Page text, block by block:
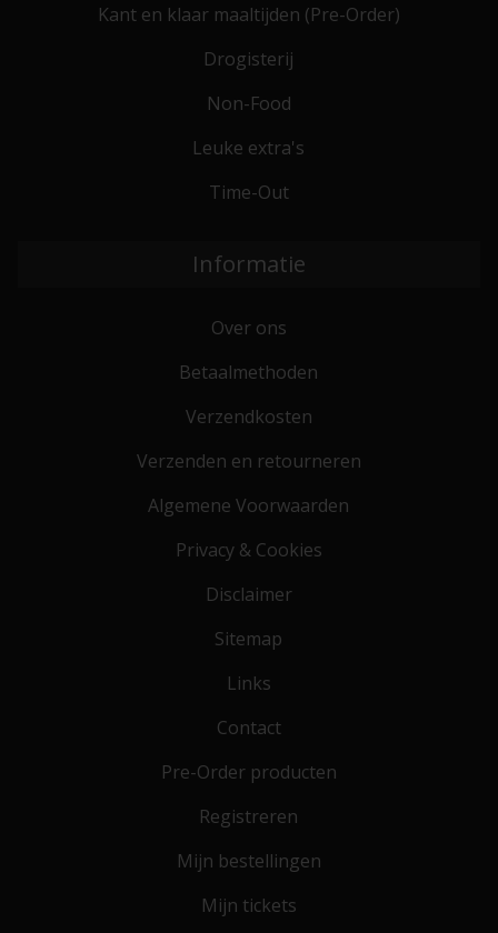
Kant en klaar maaltijden (Pre-Order)
Drogisterij
Non-Food
Leuke extra's
Time-Out
Informatie
Over ons
Betaalmethoden
Verzendkosten
Verzenden en retourneren
Algemene Voorwaarden
Privacy & Cookies
Disclaimer
Sitemap
Links
Contact
Pre-Order producten
Registreren
Mijn bestellingen
Mijn tickets